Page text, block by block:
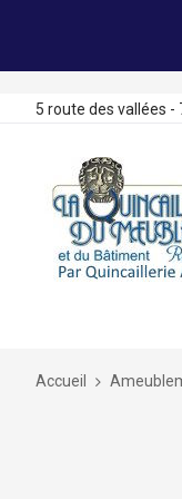
5 route des vallées -
Accueil